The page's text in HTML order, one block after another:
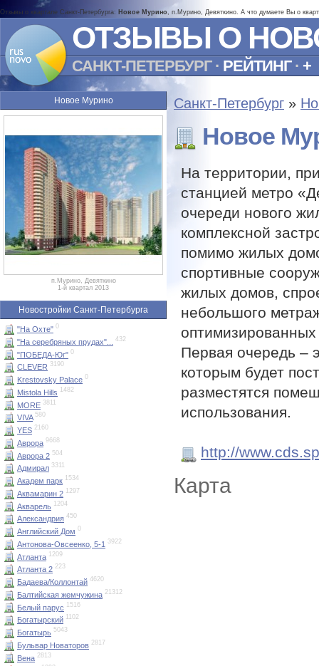
Отзывы о квартале Санкт-Петербурга: Новое Мурино, п.Мурино, Девяткино. А что думаете Вы о
ОТЗЫВЫ О
САНКТ-ПЕТЕРБУРГ· РЕЙТИНГ· +
Новое Мурино
п.Мурино, Девяткино
1-й квартал 2013
Новостройки Санкт-Петербурга
"На Охте" 0
"На серебряных прудах"... 432
"ПОБЕДА-Юг" 0
CLEVER 3190
Krestovsky Palace 0
Mistola Hills 1482
MORE 3811
VIVA 580
YES 2160
Аврора 9668
Аврора 2 504
Адмирал 3311
Академ парк 1534
Аквамарин 2 1297
Акварель 1204
Александрия 450
Английский Дом 0
Антонова-Овсеенко, 5-1 3922
Атланта 1209
Атланта 2 223
Бадаева/Коллонтай 4620
Балтийская жемчужина 21312
Белый парус 1516
Богатырский 1102
Богатырь 5043
Бульвар Новаторов 2817
Вена 2813
Санкт-Петербург »
Новое
На территории,
станцией метро
очереди нового
комплексной
помимо жилых
спортивные
жилых домов,
небольшого
Первая очередь –
которым будет
разместятся
использования.
http://
Карта